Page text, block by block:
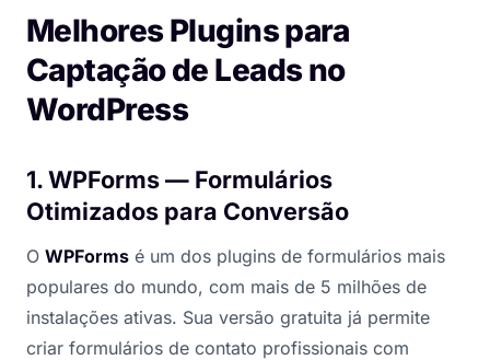
Melhores Plugins para
Captação de Leads no
WordPress
1. WPForms — Formulários
Otimizados para Conversão
O WPForms é um dos plugins de formulários mais
populares do mundo, com mais de 5 milhões de
instalações ativas. Sua versão gratuita já permite
criar formulários de contato profissionais com